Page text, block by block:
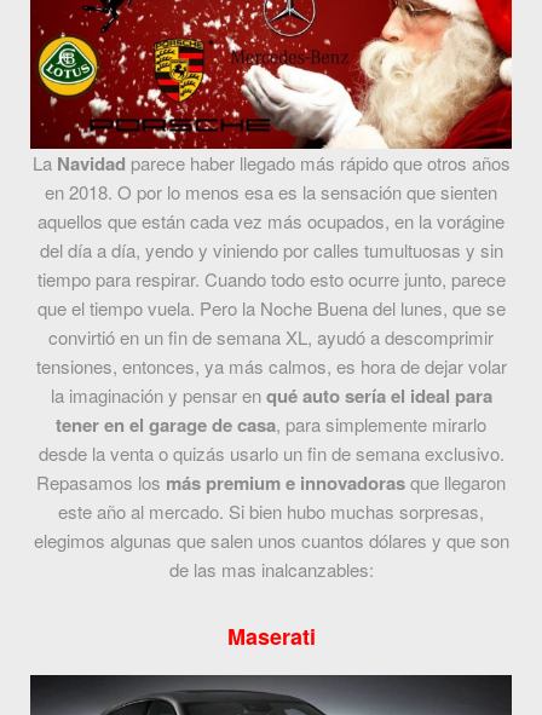
LaNavidad parece haber llegado más rápido que otros años
en 2018. O por lo menos esa es la sensación que sienten
aquellos que están cada vez más ocupados, en la vorágine
del día a día, yendo y viniendo por calles tumultuosas y sin
tiempo para respirar. Cuando todo esto ocurre junto, parece
que el tiempo vuela. Pero la Noche Buena del lunes, que se
convirtió en un fin de semana XL, ayudó a descomprimir
tensiones, entonces, ya más calmos, es hora de dejar volar
la imaginación y pensar enqué auto sería el ideal para
tener en el garage de casa, para simplemente mirarlo
desde la venta o quizás usarlo un fin de semana exclusivo.
Repasamos los más premium e innovadorasque llegaron
este año al mercado. Si bien hubo muchas sorpresas,
elegimos algunas que salen unos cuantos dólares y que son
de las mas inalcanzables:
Maserati